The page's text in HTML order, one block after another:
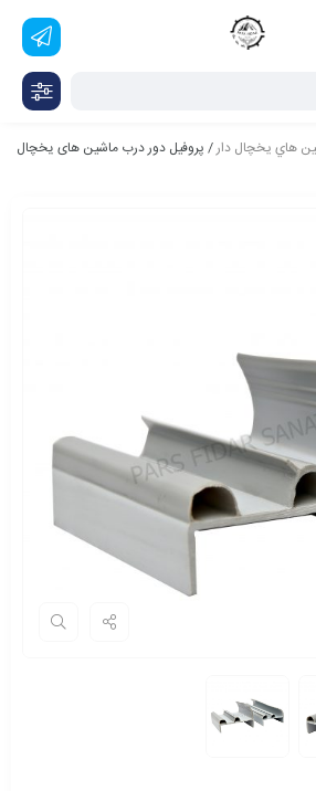
هاي يخچال دار/ پروفیل دور درب ماشین های یخچال